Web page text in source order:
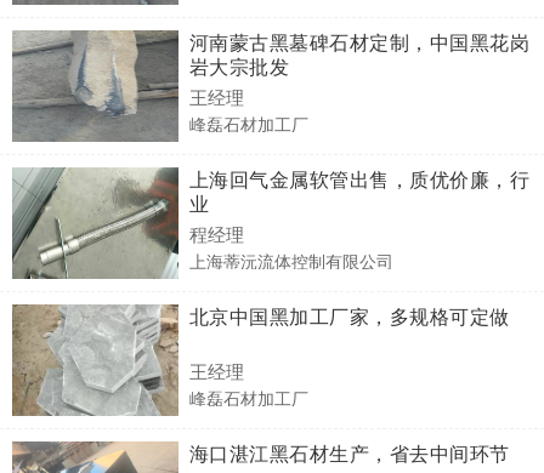
河南蒙古黑墓碑石材定制，中国黑花岗
岩大宗批发
王经理
峰磊石材加工厂
上海回气金属软管出售，质优价廉，行
业
程经理
上海蒂沅流体控制有限公司
北京中国黑加工厂家，多规格可定做
王经理
峰磊石材加工厂
海口湛江黑石材生产，省去中间环节